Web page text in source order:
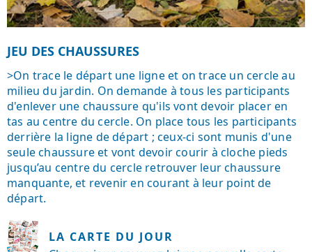
JEU DES CHAUSSURES
>On trace le départ une ligne et on trace un cercle au
milieu du jardin. On demande à tous les participants
d'enlever une chaussure qu'ils vont devoir placer en
tas au centre du cercle. On place tous les participants
derrière la ligne de départ ; ceux-ci sont munis d'une
seule chaussure et vont devoir courir à cloche pieds
jusqu’au centre du cercle retrouver leur chaussure
manquante, et revenir en courant à leur point de
départ.
LA CARTE DU JOUR